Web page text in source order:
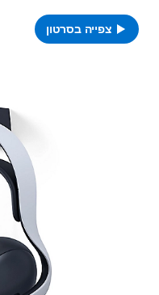
צפייה בסרטון